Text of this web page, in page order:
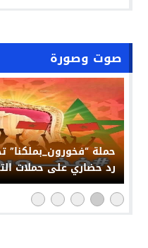
صوت وصورة
حملة “فخورون_بملكنا”
رد حضاري على حملات